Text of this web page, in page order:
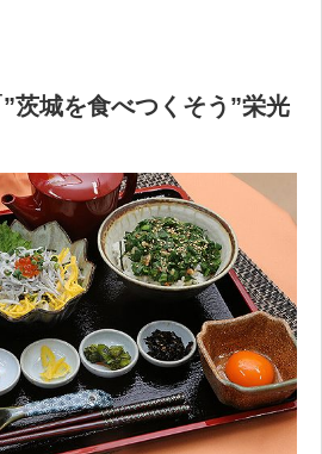
茨城を食べつくそう”栄光